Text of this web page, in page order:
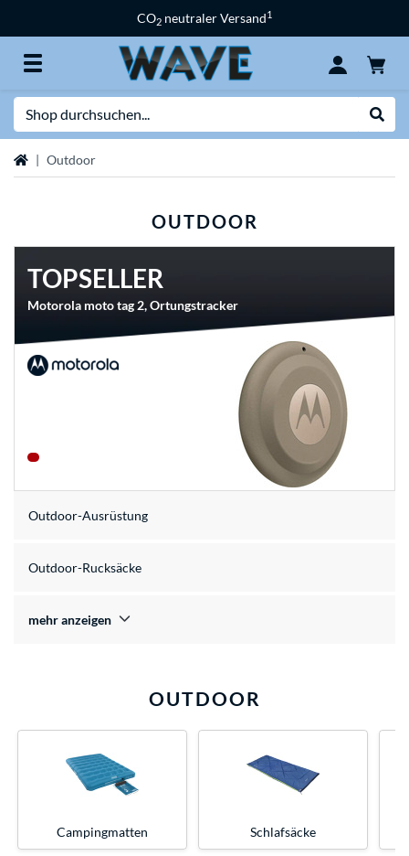
CO2 neutraler Versand1
StartseiteOutdoor
OUTDOOR
TOPSELLER
Motorola moto tag 2, Ortungstracker
Outdoor-Ausrüstung
Outdoor-Rucksäcke
mehr anzeigen
OUTDOOR
Campingmatten Schlafsäcke